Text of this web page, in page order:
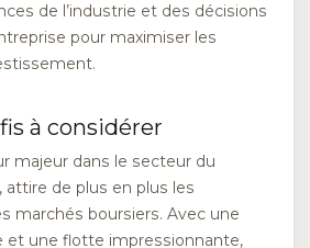
de l’industrie et des décisions
pour maximiser les
à considérer
majeur dans le secteur du
de plus en plus les
marchés boursiers. Avec une
et une flotte impressionnante,